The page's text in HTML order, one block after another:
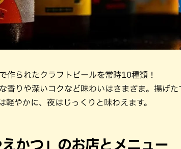
作られたクラフトビールを常時10種類！
香りや深いコクなど味わいはさまざま。揚げ
軽やかに、夜はじっくりと味わえます。
えかつ」のお店とメニュー